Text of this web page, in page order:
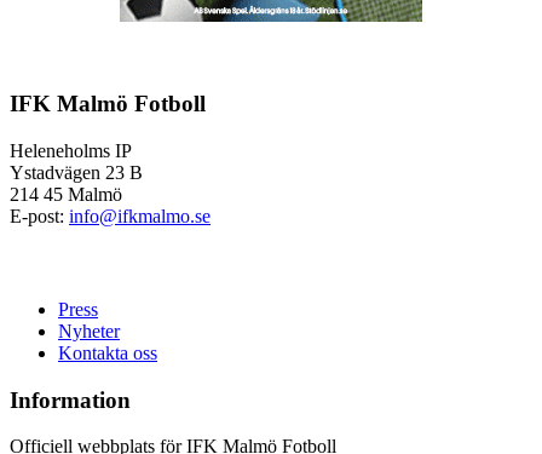
IFK Malmö Fotboll
Heleneholms IP
Ystadvägen 23 B
214 45 Malmö
E-post: info@ifkmalmo.se
Press
Nyheter
Kontakta oss
Information
Officiell webbplats för IFK Malmö Fotboll